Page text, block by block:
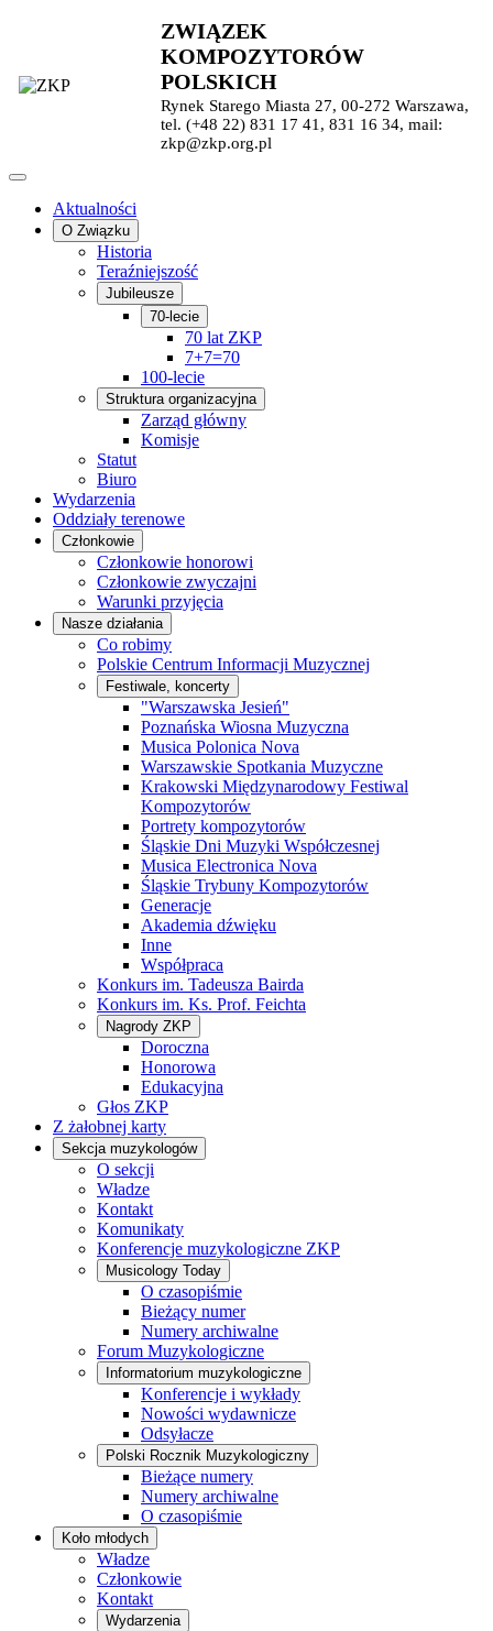
ZWIĄZEK
KOMPOZYTORÓW
POLSKICH
Rynek Starego Miasta 27, 00-272 Warszawa,
tel. (+48 22) 831 17 41, 831 16 34, mail:
zkp@zkp.org.pl
Aktualności
O Związku
Historia
Teraźniejszość
Jubileusze
70-lecie
70 lat ZKP
7+7=70
100-lecie
Struktura organizacyjna
Zarząd główny
Komisje
Statut
Biuro
Wydarzenia
Oddziały terenowe
Członkowie
Członkowie honorowi
Członkowie zwyczajni
Warunki przyjęcia
Nasze działania
Co robimy
Polskie Centrum Informacji Muzycznej
Festiwale, koncerty
"Warszawska Jesień"
Poznańska Wiosna Muzyczna
Musica Polonica Nova
Warszawskie Spotkania Muzyczne
Krakowski Międzynarodowy Festiwal
Kompozytorów
Portrety kompozytorów
Śląskie Dni Muzyki Współczesnej
Musica Electronica Nova
Śląskie Trybuny Kompozytorów
Generacje
Akademia dźwięku
Inne
Współpraca
Konkurs im. Tadeusza Bairda
Konkurs im. Ks. Prof. Feichta
Nagrody ZKP
Doroczna
Honorowa
Edukacyjna
Głos ZKP
Z żałobnej karty
Sekcja muzykologów
O sekcji
Władze
Kontakt
Komunikaty
Konferencje muzykologiczne ZKP
Musicology Today
O czasopiśmie
Bieżący numer
Numery archiwalne
Forum Muzykologiczne
Informatorium muzykologiczne
Konferencje i wykłady
Nowości wydawnicze
Odsyłacze
Polski Rocznik Muzykologiczny
Bieżące numery
Numery archiwalne
O czasopiśmie
Koło młodych
Władze
Członkowie
Kontakt
Wydarzenia